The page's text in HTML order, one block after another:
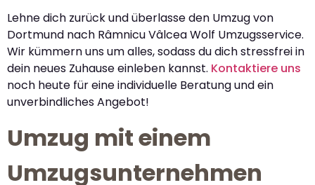
Lehne dich zurück und überlasse den Umzug von
Dortmund nach Râmnicu Vâlcea Wolf Umzugsservice.
Wir kümmern uns um alles, sodass du dich stressfrei in
dein neues Zuhause einleben kannst. Kontaktiere uns
noch heute für eine individuelle Beratung und ein
unverbindliches Angebot!
Umzug mit einem
Umzugsunternehmen